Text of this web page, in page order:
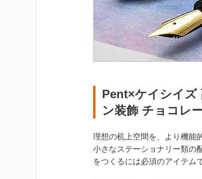
Pent×ケイシイズ
ン装飾 チョコレ
理想の机上空間を、より機能
小さなステーショナリー類の
をつくるには必須のアイテム